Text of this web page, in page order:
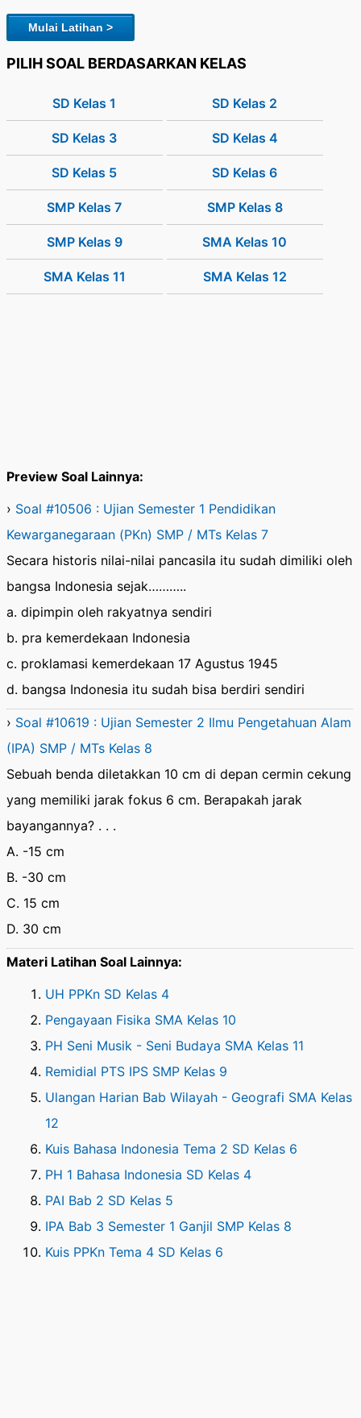
Mulai Latihan >
PILIH SOAL BERDASARKAN KELAS
SD Kelas 1 SD Kelas 2
SD Kelas 3 SD Kelas 4
SD Kelas 5 SD Kelas 6
SMP Kelas 7 SMP Kelas 8
SMP Kelas 9 SMA Kelas 10
SMA Kelas 11 SMA Kelas 12
Preview Soal Lainnya:
› Soal #10506 : Ujian Semester 1 Pendidikan
Kewarganegaraan (PKn) SMP / MTs Kelas 7
Secara historis nilai-nilai pancasila itu sudah dimiliki oleh
bangsa Indonesia sejak………..
a. dipimpin oleh rakyatnya sendiri
b. pra kemerdekaan Indonesia
c. proklamasi kemerdekaan 17 Agustus 1945
d. bangsa Indonesia itu sudah bisa berdiri sendiri
› Soal #10619 : Ujian Semester 2 Ilmu Pengetahuan Alam
(IPA) SMP / MTs Kelas 8
Sebuah benda diletakkan 10 cm di depan cermin cekung
yang memiliki jarak fokus 6 cm. Berapakah jarak
bayangannya? . . .
A. -15 cm
B. -30 cm
C. 15 cm
D. 30 cm
Materi Latihan Soal Lainnya:
UH PPKn SD Kelas 4
Pengayaan Fisika SMA Kelas 10
PH Seni Musik - Seni Budaya SMA Kelas 11
Remidial PTS IPS SMP Kelas 9
Ulangan Harian Bab Wilayah - Geografi SMA Kelas
12
Kuis Bahasa Indonesia Tema 2 SD Kelas 6
PH 1 Bahasa Indonesia SD Kelas 4
PAI Bab 2 SD Kelas 5
IPA Bab 3 Semester 1 Ganjil SMP Kelas 8
Kuis PPKn Tema 4 SD Kelas 6